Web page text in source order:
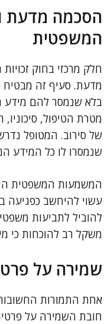
הסכמה מדעת
המשפטית
חלק מרכזי בחוק
מדעת. סעיף זה מבטיח
בלא שנמסר להם מידע
מטרת הטיפול,
של סירוב. המטופל
שנמסרו לו כל המידע
המשמעות המשפטית
עשוי להיחשב כפגיעה
להוביל לתביעות
משקל רב להוכחות כי
שמירה על
אחת התמורות
חובת השמירה על